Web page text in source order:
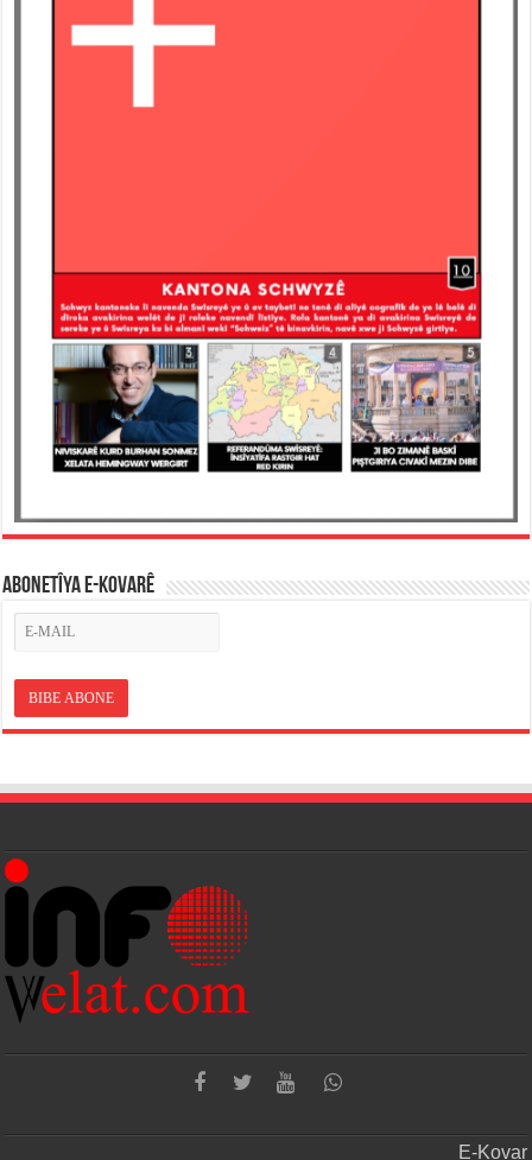
ABONETÎYA E-KOVARÊ
E-Kovar